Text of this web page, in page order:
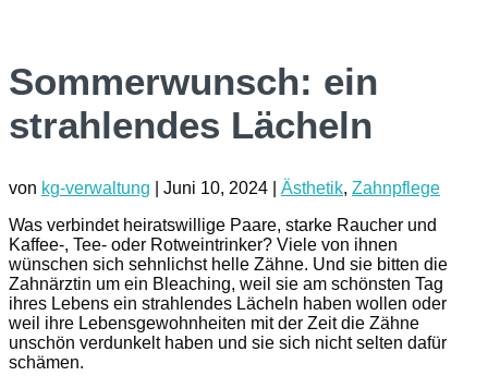
Sommerwunsch: ein
strahlendes Lächeln
von kg-verwaltung Juni 10, 2024 Ästhetik, Zahnpflege
Was verbindet heiratswillige Paare, starke Raucher und
Kaffee-, Tee- oder Rotweintrinker? Viele von ihnen
wünschen sich sehnlichst helle Zähne. Und sie bitten die
Zahnärztin um ein Bleaching, weil sie am schönsten Tag
ihres Lebens ein strahlendes Lächeln haben wollen oder
weil ihre Lebensgewohnheiten mit der Zeit die Zähne
unschön verdunkelt haben und sie sich nicht selten dafür
schämen.